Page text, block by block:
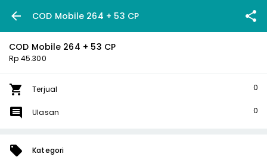
COD Mobile 264 + 53 CP
COD Mobile 264 + 53 CP
Rp 45.300
Terjual 0
Ulasan 0
Kategori